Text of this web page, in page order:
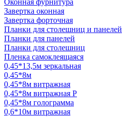
Оконная фурнитура
Завертка оконная
Завертка форточная
Планки для столешниц и панелей
Планки для панелей
Планки для столешниц
Пленка самоклеящаяся
0,45*13,5м зеркальная
0,45*8м
0,45*8м витражная
0,45*8м витражная Р
0,45*8м голограмма
0,6*10м витражная